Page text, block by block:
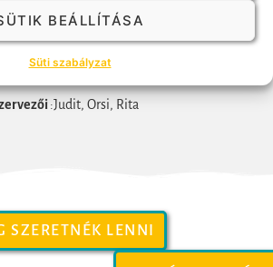
BEÁLLÍTÁSA
Süti szabályzat
jössz, hogy tudjuk, hány emberre készüljünk!
:Judit, Orsi, Rita
SZERETNÉK LENNI